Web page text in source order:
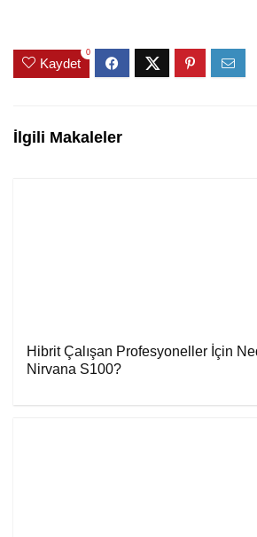
Kaydet
0
İlgili Makaleler
Hibrit Çalışan Profesyoneller İçin
Nirvana S100?